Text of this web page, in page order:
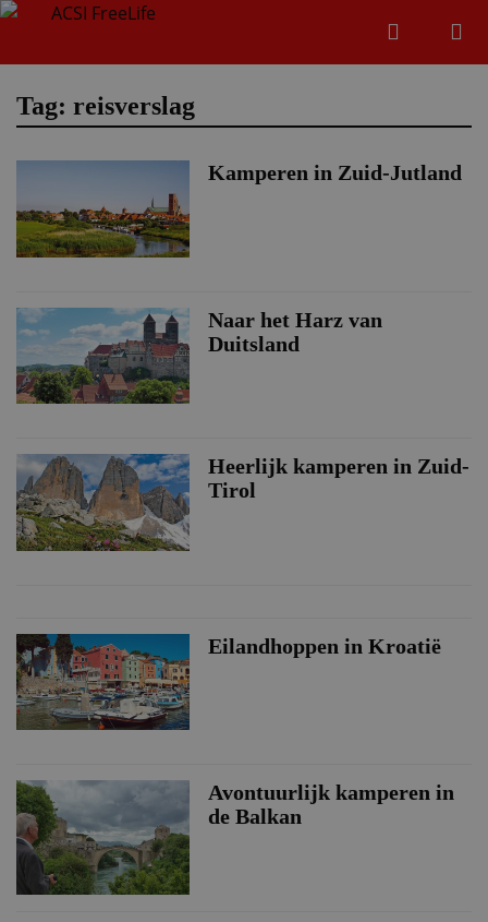
Zoeken
Tag: reisverslag
Kamperen in Zuid-Jutland
Naar het Harz van
Duitsland
Heerlijk kamperen in Zuid-
Tirol
Eilandhoppen in Kroatië
Avontuurlijk kamperen in
de Balkan